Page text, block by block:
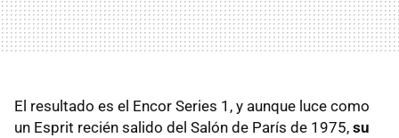
El resultado es el Encor Series 1, y aunque luce como
un Esprit recién salido del Salón de París de 1975, su